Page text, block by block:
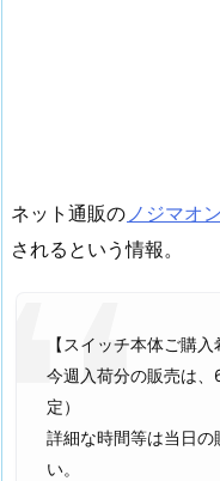
ネット通販の ノジマオ
されるという情報。
【スイッチ本体ご購入
今週入荷分の販売は
定）
詳細な時間等は当日の
い。